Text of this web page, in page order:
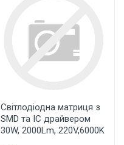
Світлодіодна матриця з
SMD та IC драйвером
30W, 2000Lm, 220V,6000K